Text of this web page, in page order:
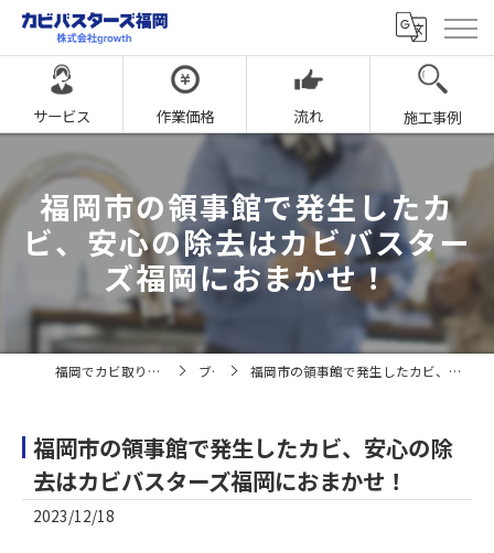
サービス 作業価格 流れ 施工事例
福岡市の領事館で発生したカ
ビ、安心の除去はカビバスター
ズ福岡におまかせ！
福岡でカビ取りならカビバスターズ福岡 ブログ 福岡市の領事館で発生したカビ、安心の除去はカビバスターズ福岡におまかせ！
福岡市の領事館で発生したカビ、安心の除
去はカビバスターズ福岡におまかせ！
2023/12/18